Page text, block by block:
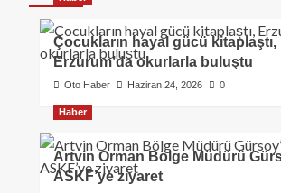
Çocukların hayal gücü kitaplaştı,
Erzurum’da okurlarla buluştu
Oto Haber Haziran 24, 2026 0
Haber
Artvin Orman Bölge Müdürü
ASKF’ye ziyaret